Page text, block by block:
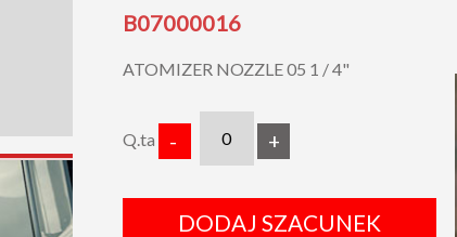
B07000016
ATOMIZER NOZZLE 05 1 / 4"
Q.ta - +
DODAJ SZACUNEK